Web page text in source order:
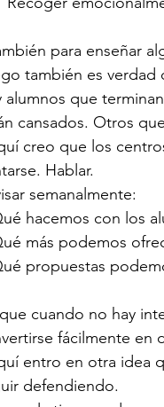
para enseñar
también es verdad
alumnos que
cansados. Otros
creo que los
Hablar.
semanalmente:
hacemos con los
más podemos
propuestas
cuando no hay
fácilmente en
entro en otra idea
defendiendo.